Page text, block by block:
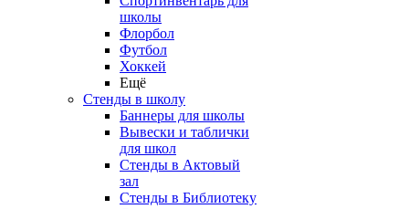
школы
Флорбол
Футбол
Хоккей
Ещё
Стенды в школу
Баннеры для школы
Вывески и таблички
для школ
Стенды в Актовый
зал
Стенды в Библиотеку